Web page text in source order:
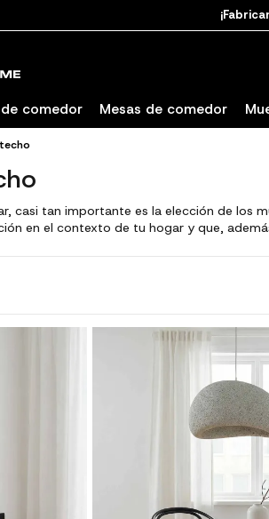
comedor Mesas de comedor
casi tan importante es la elección de los
en el contexto de tu hogar y que,